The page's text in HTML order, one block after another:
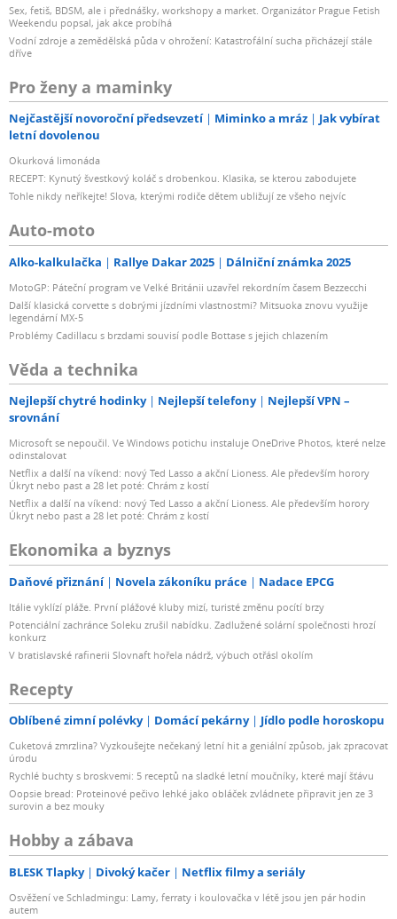
Sex, fetiš, BDSM, ale i přednášky, workshopy a market. Organizátor Prague Fetish
Weekendu popsal, jak akce probíhá
Vodní zdroje a zemědělská půda v ohrožení: Katastrofální sucha přicházejí stále
dříve
Pro ženy a maminky
Nejčastější novoroční předsevzetí Miminko a mráz
Jak vybírat
letní dovolenou
Okurková limonáda
RECEPT: Kynutý švestkový koláč s drobenkou. Klasika, se kterou zabodujete
Tohle nikdy neříkejte! Slova, kterými rodiče dětem ubližují ze všeho nejvíc
Auto-moto
Alko-kalkulačka Rallye Dakar 2025 Dálniční známka 2025
MotoGP: Páteční program ve Velké Británii uzavřel rekordním časem Bezzecchi
Další klasická corvette s dobrými jízdními vlastnostmi? Mitsuoka znovu využije
legendární MX-5
Problémy Cadillacu s brzdami souvisí podle Bottase s jejich chlazením
Věda a technika
Nejlepší chytré hodinky Nejlepší telefony
Nejlepší VPN –
srovnání
Microsoft se nepoučil. Ve Windows potichu instaluje OneDrive Photos, které nelze
odinstalovat
Netflix a další na víkend: nový Ted Lasso a akční Lioness. Ale především horory
Úkryt nebo past a 28 let poté: Chrám z kostí
Netflix a další na víkend: nový Ted Lasso a akční Lioness. Ale především horory
Úkryt nebo past a 28 let poté: Chrám z kostí
Ekonomika a byznys
Daňové přiznání Novela zákoníku práce Nadace EPCG
Itálie vyklízí pláže. První plážové kluby mizí, turisté změnu pocítí brzy
Potenciální zachránce Soleku zrušil nabídku. Zadlužené solární společnosti hrozí
konkurz
V bratislavské rafinerii Slovnaft hořela nádrž, výbuch otřásl okolím
Recepty
Oblíbené zimní polévky Domácí pekárny Jídlo podle horoskopu
Cuketová zmrzlina? Vyzkoušejte nečekaný letní hit a geniální způsob, jak zpracovat
úrodu
Rychlé buchty s broskvemi: 5 receptů na sladké letní moučníky, které mají šťávu
Oopsie bread: Proteinové pečivo lehké jako obláček zvládnete připravit jen ze 3
surovin a bez mouky
Hobby a zábava
BLESK Tlapky Divoký kačer Netflix filmy a seriály
Osvěžení ve Schladmingu: Lamy, ferraty i koulovačka v létě jsou jen pár hodin
autem